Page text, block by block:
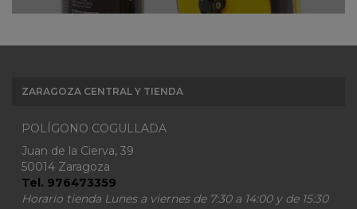
ZARAGOZA CENTRAL Y TIENDA
POLÍGONO COGULLADA
Juan de la Cierva, 39
50014 Zaragoza
Tel. 976473359
Horario tienda Lunes a viernes de 7:30 a 14:00 y de 15:30